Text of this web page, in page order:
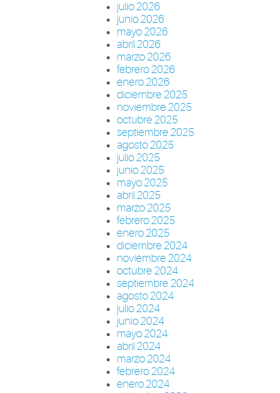
julio 2026
junio 2026
mayo 2026
abril 2026
marzo 2026
febrero 2026
enero 2026
diciembre 2025
noviembre 2025
octubre 2025
septiembre 2025
agosto 2025
julio 2025
junio 2025
mayo 2025
abril 2025
marzo 2025
febrero 2025
enero 2025
diciembre 2024
noviembre 2024
octubre 2024
septiembre 2024
agosto 2024
julio 2024
junio 2024
mayo 2024
abril 2024
marzo 2024
febrero 2024
enero 2024